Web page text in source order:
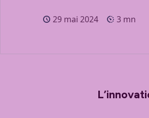
29 mai 2024 3 mn